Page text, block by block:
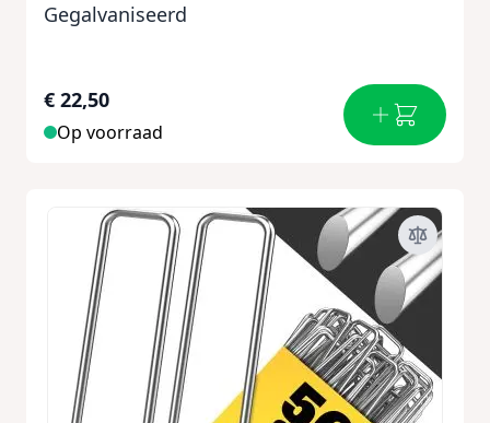
Gegalvaniseerd
€ 22,50
Op voorraad